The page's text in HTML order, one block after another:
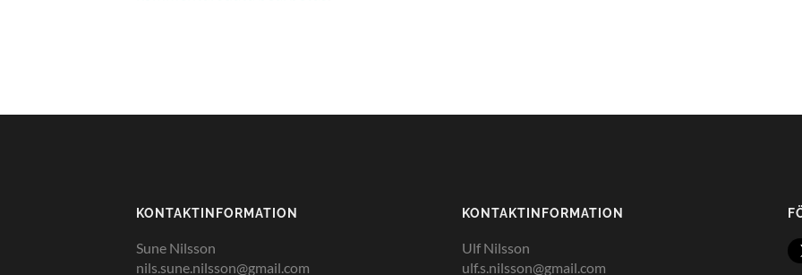
KONTAKTINFORMATION
Sune Nilsson
nils.sune.nilsson@gmail.com
KONTAKTINFORMATION
Ulf Nilsson
ulf.s.nilsson@gmail.com